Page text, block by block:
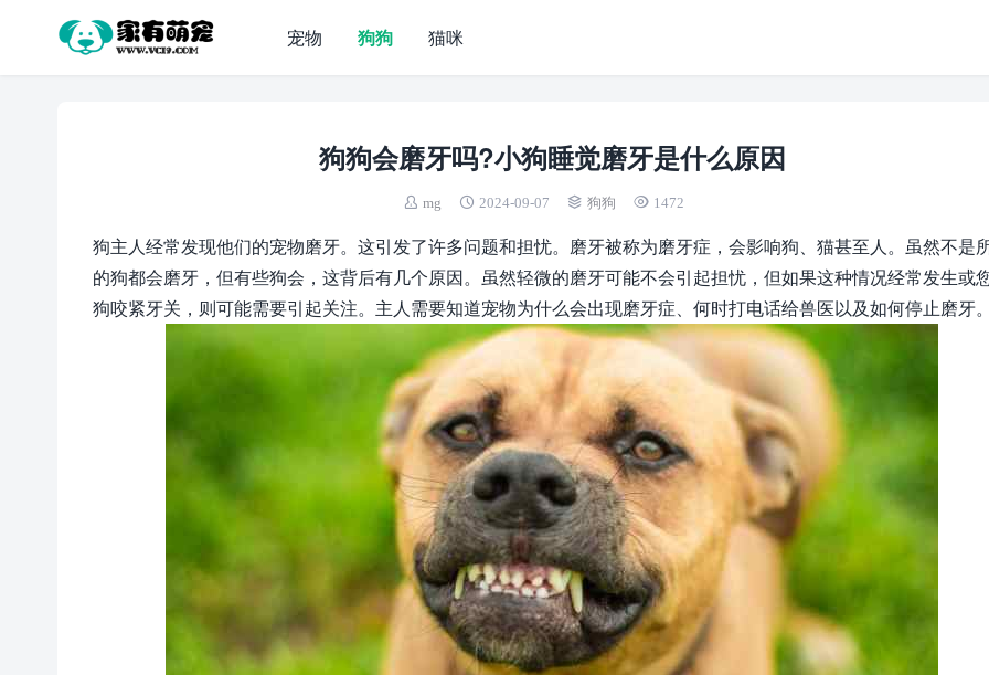
宠物 狗狗 猫咪
狗狗会磨牙吗?小狗睡觉磨牙是什么原因
mg 2024-09-07 狗狗 1472
狗主人经常发现他们的宠物磨牙。这引发了许多问题和担忧。磨牙被称为磨牙症，会影响狗、猫甚至人。虽然不是
的狗都会磨牙，但有些狗会，这背后有几个原因。虽然轻微的磨牙可能不会引起担忧，但如果这种情况经常发生或
狗咬紧牙关，则可能需要引起关注。主人需要知道宠物为什么会出现磨牙症、何时打电话给兽医以及如何停止磨牙。